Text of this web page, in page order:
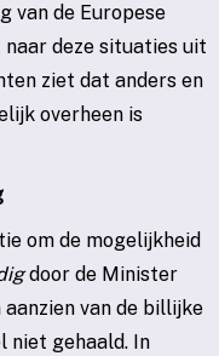
van de Europese
deze situaties uit
ziet dat anders en
overheen is
om de mogelijkheid
door de Minister
van de billijke
niet gehaald. In